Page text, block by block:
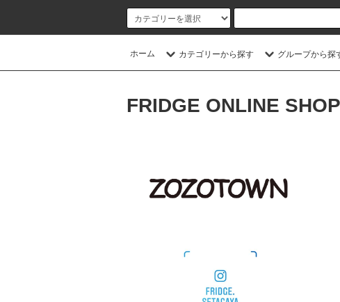
ホーム カテゴリーから探す グループから探
FRIDGE ONLINE SHOP